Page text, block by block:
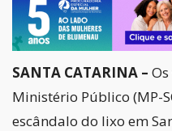
SANTA CATARINA –
Ministério Público (MP-
escândalo do lixo em